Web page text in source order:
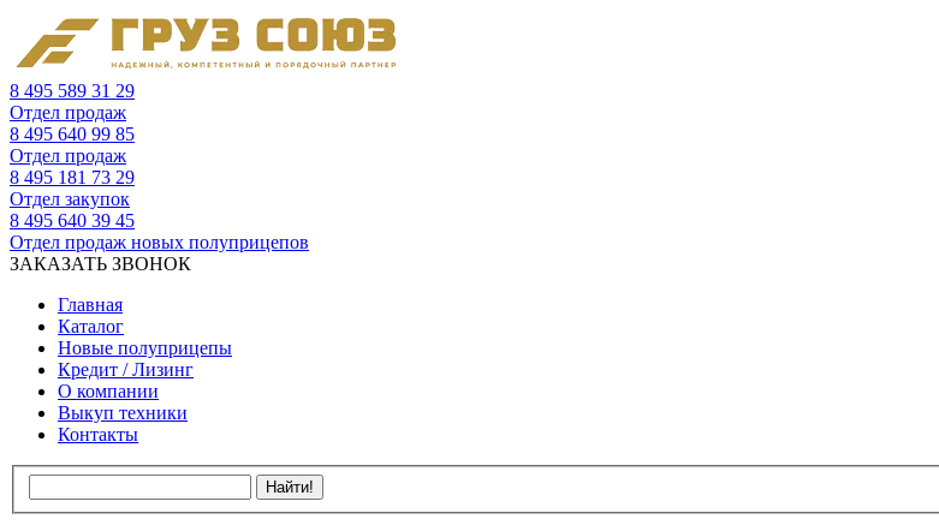
8 495 589 31 29
Отдел продаж
8 495 640 99 85
Отдел продаж
8 495 181 73 29
Отдел закупок
8 495 640 39 45
Отдел продаж новых полуприцепов
ЗАКАЗАТЬ ЗВОНОК
Главная
Каталог
Новые полуприцепы
Кредит / Лизинг
О компании
Выкуп техники
Контакты